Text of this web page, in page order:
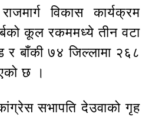
विकास कार्यक्रम
कूल रकममध्ये तीन वटा
र बाँकी ७४ जिल्लामा २६८
छ ।
सभापति देउवाको गृह